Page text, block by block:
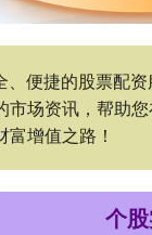
便捷的股票配
场资讯，帮助您
增值之路！
个